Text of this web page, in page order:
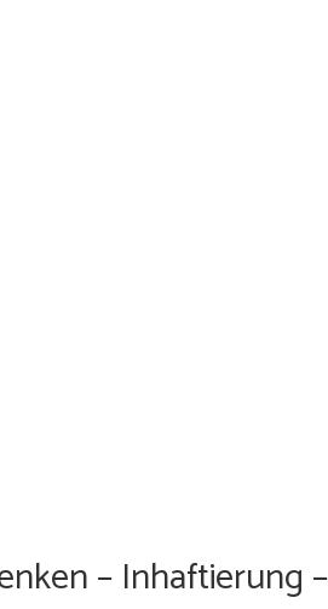
– Inhaftierung